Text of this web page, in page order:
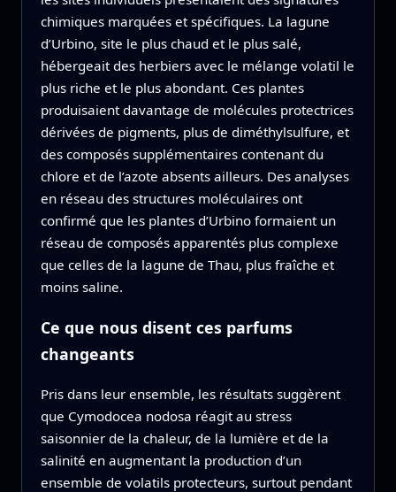
chimiques marquées et spécifiques. La lagune
d’Urbino, site le plus chaud et le plus salé,
hébergeait des herbiers avec le mélange volatil le
plus riche et le plus abondant. Ces plantes
produisaient davantage de molécules protectrices
dérivées de pigments, plus de diméthylsulfure, et
des composés supplémentaires contenant du
chlore et de l’azote absents ailleurs. Des analyses
en réseau des structures moléculaires ont
confirmé que les plantes d’Urbino formaient un
réseau de composés apparentés plus complexe
que celles de la lagune de Thau, plus fraîche et
moins saline.
Ce que nous disent ces parfums
changeants
Pris dans leur ensemble, les résultats suggèrent
que Cymodocea nodosa réagit au stress
saisonnier de la chaleur, de la lumière et de la
salinité en augmentant la production d’un
ensemble de volatils protecteurs, surtout pendant